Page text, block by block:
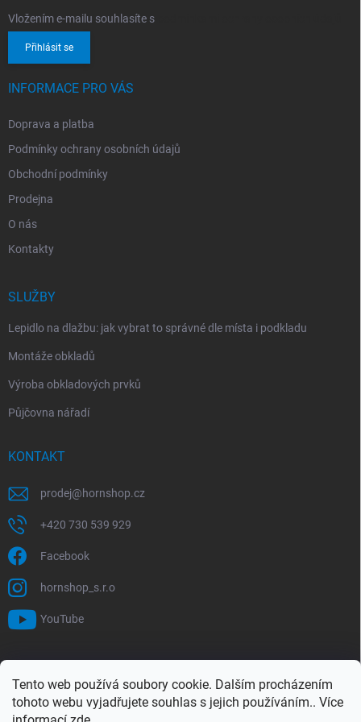
Tento web používá soubory cookie. Dalším procházením
tohoto webu vyjadřujete souhlas s jejich používáním.. Více
Vložením e-mailu souhlasíte s
Přihlásit se
INFORMACE PRO VÁS
Doprava a platba
Podmínky ochrany osobních údajů
Obchodní podmínky
Prodejna
O nás
Kontakty
SLUŽBY
Lepidlo na dlažbu: jak vybrat to správné dle místa i podkladu
Montáže obkladů
Výroba obkladových prvků
Půjčovna nářadí
KONTAKT
prodej@hornshop.cz
+420 730 539 929
Facebook
hornshop_s.r.o
YouTube
Hledat